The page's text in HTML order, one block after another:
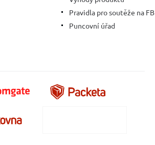
Pravidla pro soutěže na FB
Puncovní úřad